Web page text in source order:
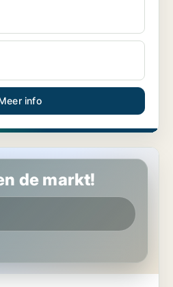
info
de markt!